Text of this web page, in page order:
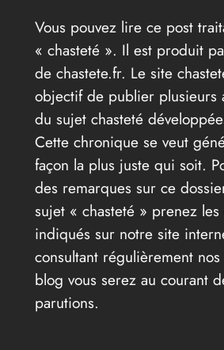
Vous pouvez lire ce post
« chasteté ». Il est produit
de chastete.fr. Le site
objectif de publier plusieurs
du sujet chasteté
Cette chronique se veut
façon la plus juste qui soit.
des remarques sur ce
sujet « chasteté » prenez les
indiqués sur notre site
consultant régulièrement
blog vous serez au courant
parutions.